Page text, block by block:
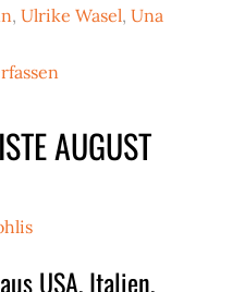
,Ulrike Wasel,Una
AUGUST
USA, Italien,